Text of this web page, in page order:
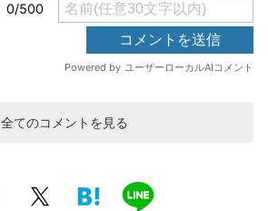
全てのコメントを見る